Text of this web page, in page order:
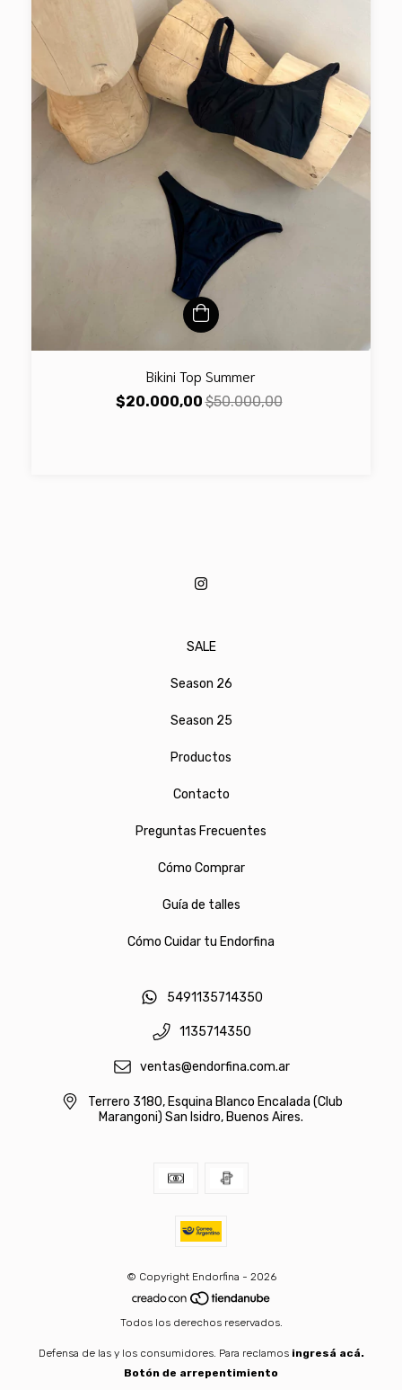
Bikini Top Summer
$20.000,00$50.000,00
SALE
Season 26
Season 25
Productos
Contacto
Preguntas Frecuentes
Cómo Comprar
Guía de talles
Cómo Cuidar tu Endorfina
5491135714350
1135714350
ventas@endorfina.com.ar
Terrero 3180, Esquina Blanco Encalada (Club
Marangoni) San Isidro, Buenos Aires.
© Copyright Endorfina - 2026
Todos los derechos reservados.
Defensa de las y los consumidores. Para reclamos ingresá acá.
Botón de arrepentimiento